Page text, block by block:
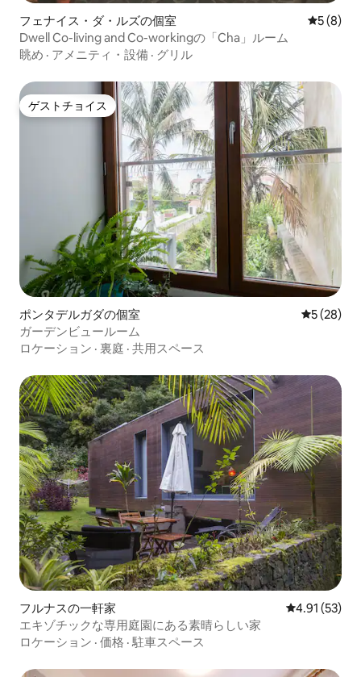
フェナイス・ダ・ルズの個室 レビュー
5 (8)
Dwell Co-living and Co-workingの「Cha」ルーム
眺め · アメニティ・設備 · グリル
ゲストチョイス
ゲストチョイス
ポンタデルガダの個室 レビュー
5 (28)
ガーデンビュールーム
ロケーション · 裏庭 · 共用スペース
フルナスの一軒家 レビュー53
4.91 (53)
エキゾチックな専用庭園にある素晴らしい家
ロケーション · 価格 · 駐車スペース